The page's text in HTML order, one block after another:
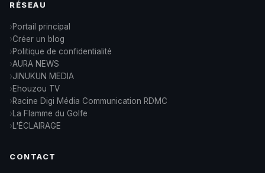
RÉSEAU
Portail principal
Créer un blog
Politique de confidentialité
AURA NEWS
JINUKUN MEDIA
Ehouzou TV
Racine Digi Média Communication RDMC
La Flamme du Golfe
L'ÉCLAIRAGE
CONTACT